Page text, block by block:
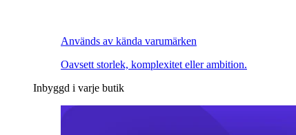
Används av kända varumärken
Oavsett storlek, komplexitet eller ambition.
Inbyggd i varje butik